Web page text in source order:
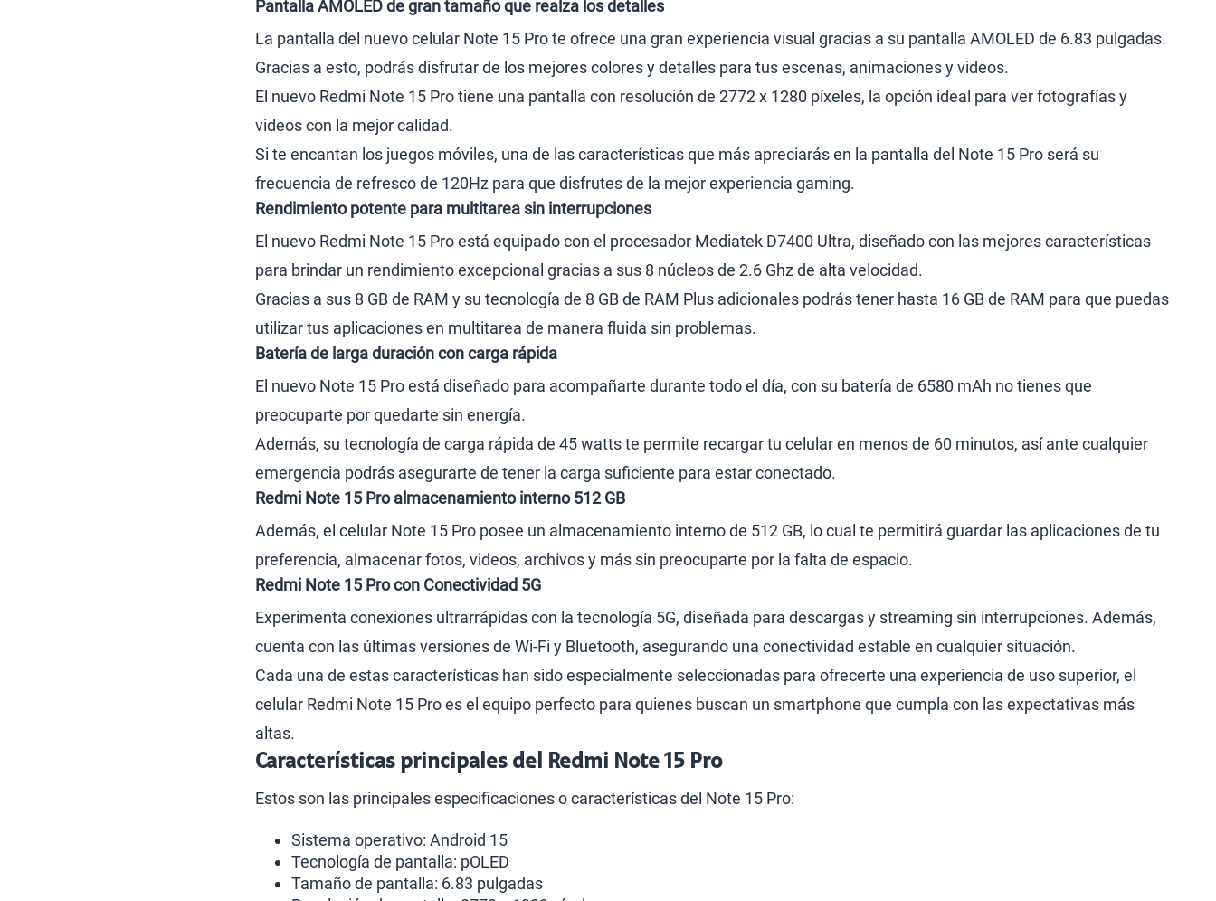
Pantalla AMOLED de gran tamaño que realza los detalles
La pantalla del nuevo celular Note 15 Pro te ofrece una gran experiencia visual gracias a su pantalla AMOLED de 6.83 pulgadas.
Gracias a esto, podrás disfrutar de los mejores colores y detalles para tus escenas, animaciones y videos.
El nuevo Redmi Note 15 Pro tiene una pantalla con resolución de 2772 x 1280 píxeles, la opción ideal para ver fotografías y
videos con la mejor calidad.
Si te encantan los juegos móviles, una de las características que más apreciarás en la pantalla del Note 15 Pro será su
frecuencia de refresco de 120Hz para que disfrutes de la mejor experiencia gaming.
Rendimiento potente para multitarea sin interrupciones
El nuevo Redmi Note 15 Pro está equipado con el procesador Mediatek D7400 Ultra, diseñado con las mejores características
para brindar un rendimiento excepcional gracias a sus 8 núcleos de 2.6 Ghz de alta velocidad.
Gracias a sus 8 GB de RAM y su tecnología de 8 GB de RAM Plus adicionales podrás tener hasta 16 GB de RAM para que puedas
utilizar tus aplicaciones en multitarea de manera fluida sin problemas.
Batería de larga duración con carga rápida
El nuevo Note 15 Pro está diseñado para acompañarte durante todo el día, con su batería de 6580 mAh no tienes que
preocuparte por quedarte sin energía.
Además, su tecnología de carga rápida de 45 watts te permite recargar tu celular en menos de 60 minutos, así ante cualquier
emergencia podrás asegurarte de tener la carga suficiente para estar conectado.
Redmi Note 15 Pro almacenamiento interno 512 GB
Además, el celular Note 15 Pro posee un almacenamiento interno de 512 GB, lo cual te permitirá guardar las aplicaciones de tu
preferencia, almacenar fotos, videos, archivos y más sin preocuparte por la falta de espacio.
Redmi Note 15 Pro con Conectividad 5G
Experimenta conexiones ultrarrápidas con la tecnología 5G, diseñada para descargas y streaming sin interrupciones. Además,
cuenta con las últimas versiones de Wi-Fi y Bluetooth, asegurando una conectividad estable en cualquier situación.
Cada una de estas características han sido especialmente seleccionadas para ofrecerte una experiencia de uso superior, el
celular Redmi Note 15 Pro es el equipo perfecto para quienes buscan un smartphone que cumpla con las expectativas más
altas.
Características principales del Redmi Note 15 Pro
Estos son las principales especificaciones o características del Note 15 Pro:
Sistema operativo: Android 15
Tecnología de pantalla: pOLED
Tamaño de pantalla: 6.83 pulgadas